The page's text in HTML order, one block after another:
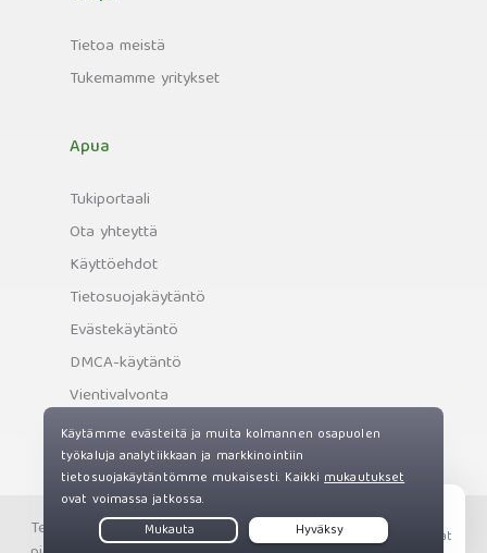
Tietoa meistä
Tukemamme yritykset
Apua
Tukiportaali
Ota yhteyttä
Käyttöehdot
Tietosuojakäytäntö
Evästekäytäntö
DMCA-käytäntö
Vientivalvonta
Tekijänoikeus © Private Internet Access, Inc. Kaikki oikeudet
Live Chat